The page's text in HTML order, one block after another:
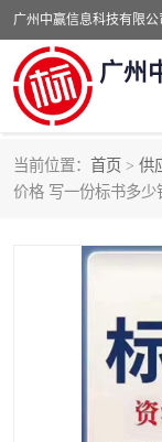
广州
当前位置： 首页 > 供
价格 写一份标书多少
东莞代写标书公
深圳代写标书